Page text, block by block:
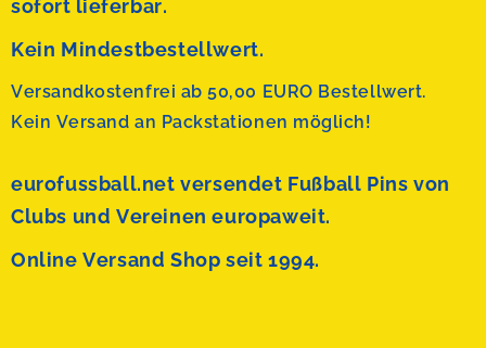
sofort lieferbar.
Kein Mindestbestellwert.
Versandkostenfrei ab 50,00 EURO Bestellwert.
Kein Versand an Packstationen möglich!
eurofussball.net versendet Fußball Pins von
Clubs und Vereinen europaweit.
Online Versand Shop seit 1994.